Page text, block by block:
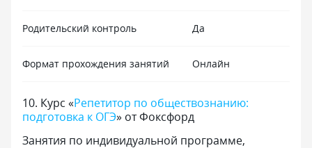
Родительский контроль Да
Формат прохождения занятий Онлайн
10. Курс «Репетитор по обществознанию:
подготовка к ОГЭ» от Фоксфорд
Занятия по индивидуальной программе,